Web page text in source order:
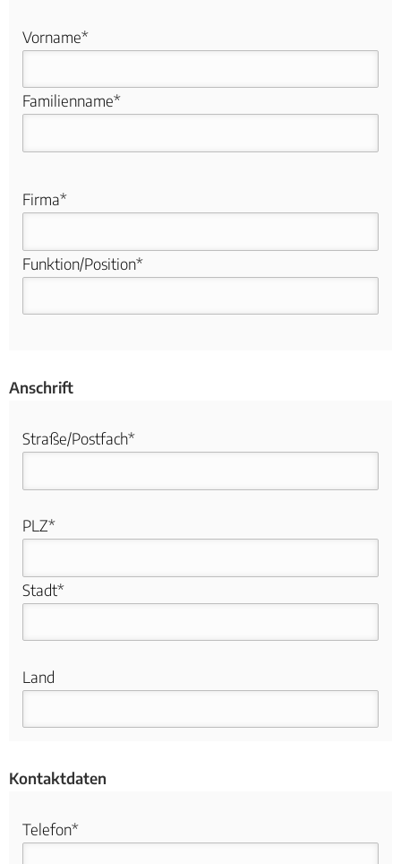
Vorname*
Familienname*
Firma*
Funktion/Position*
Anschrift
Straße/Postfach*
PLZ*
Stadt*
Land
Kontaktdaten
Telefon*